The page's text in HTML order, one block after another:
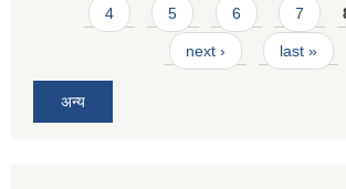
4 5 6 7
next › last »
अन्य